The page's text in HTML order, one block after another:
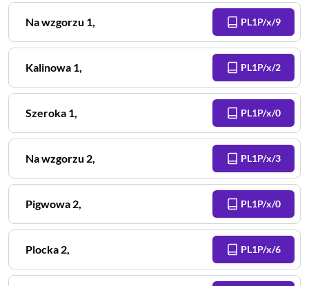
Na wzgorzu 1, PL1P/x/9
Kalinowa 1, PL1P/x/2
Szeroka 1, PL1P/x/0
Na wzgorzu 2, PL1P/x/3
Pigwowa 2, PL1P/x/0
Plocka 2, PL1P/x/6